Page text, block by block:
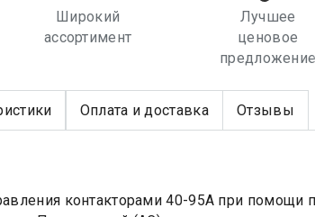
Широкий
ассортимент
Лучшее
ценовое
предложение
Оплата и доставка Отзывы
контакторами 40-95А при помощи